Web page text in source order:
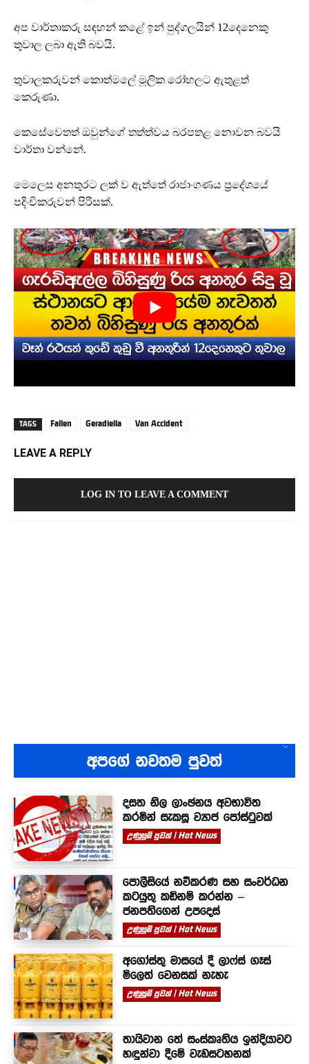
අප වාර්තාකරු සඳහන් කළේ ඉන් පුද්ගලයින් 12දෙනෙකු
තුවාල ලබා ඇති බවයි.
තුවාලකරුවන් කොත්මලේ මූලික රෝහලට ඇතුළත්
කෙරුණා.
කෙසේවෙතත් ඔවුන්ගේ තත්ත්වය බරපතළ නොවන බවයි
වාර්තා වන්නේ.
මෙලෙස අනතුරට ලක් ව ඇත්තේ රාජාංගණය ප්‍රදේශයේ
පදිංචිකරුවන් පිරිසක්.
TAGS Fallen Geradiella Van Accident
LEAVE A REPLY
LOG IN TO LEAVE A COMMENT
අපගේ නවතම පුවත්
දසත නිල ලාංඡනය අවභාවිත
කරමින් සැකසූ ව්‍යාජ පෝස්ටුවක්
උණුසුම් පුවත් | Hot News
පොලීසියේ නවීකරණ සහ සංවර්ධන
කටයුතු කඩිනම් කරන්න –
ජනපතිගෙන් උපදෙස්
උණුසුම් පුවත් | Hot News
අගෝස්තු මාසයේ දී ලාෆ්ස් ගෑස්
මිලෙත් වෙනසක් නැහැ
උණුසුම් පුවත් | Hot News
තායිවාන තේ සංස්කෘතිය ඉන්දියාවට
හඳුන්වා දීමේ වැඩසටහනක්